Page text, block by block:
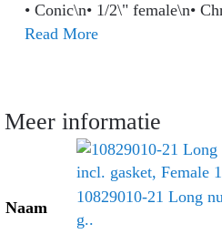
• Conic\n• 1/2\" female\n•
Read More
Meer informatie
Naam
10829010-21 Long
g..